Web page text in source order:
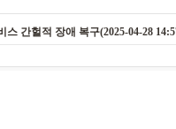
간헐적 장애 복구(2025-04-28